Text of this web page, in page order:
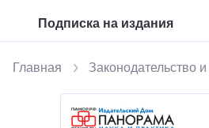
Подписка на издания
Главная Законодательство